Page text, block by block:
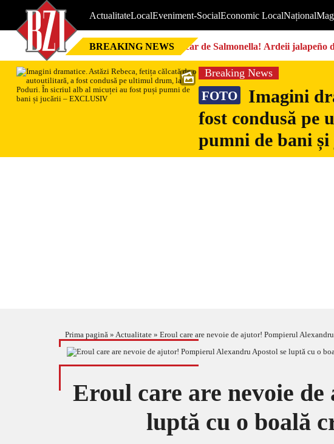
ActualitateLocalEveniment-SocialEconomic LocalNațional
BREAKING NEWS Focar de Salmonella! Ardeii
Breaking News
FOTO
Imagini
fost condusă pe
pumni de bani
Prima pagină » Actualitate » Eroul care are nevoie de ajutor! Pompierul
Eroul care are nevoie
luptă cu o boală